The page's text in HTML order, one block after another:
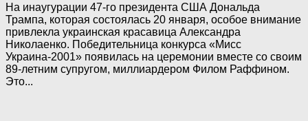
На инаугурации 47-го президента США Дональда
Трампа, которая состоялась 20 января, особое внимание
привлекла украинская красавица Александра
Николаенко. Победительница конкурса «Мисс
Украина-2001» появилась на церемонии вместе со своим
89-летним супругом, миллиардером Филом Раффином.
Это...